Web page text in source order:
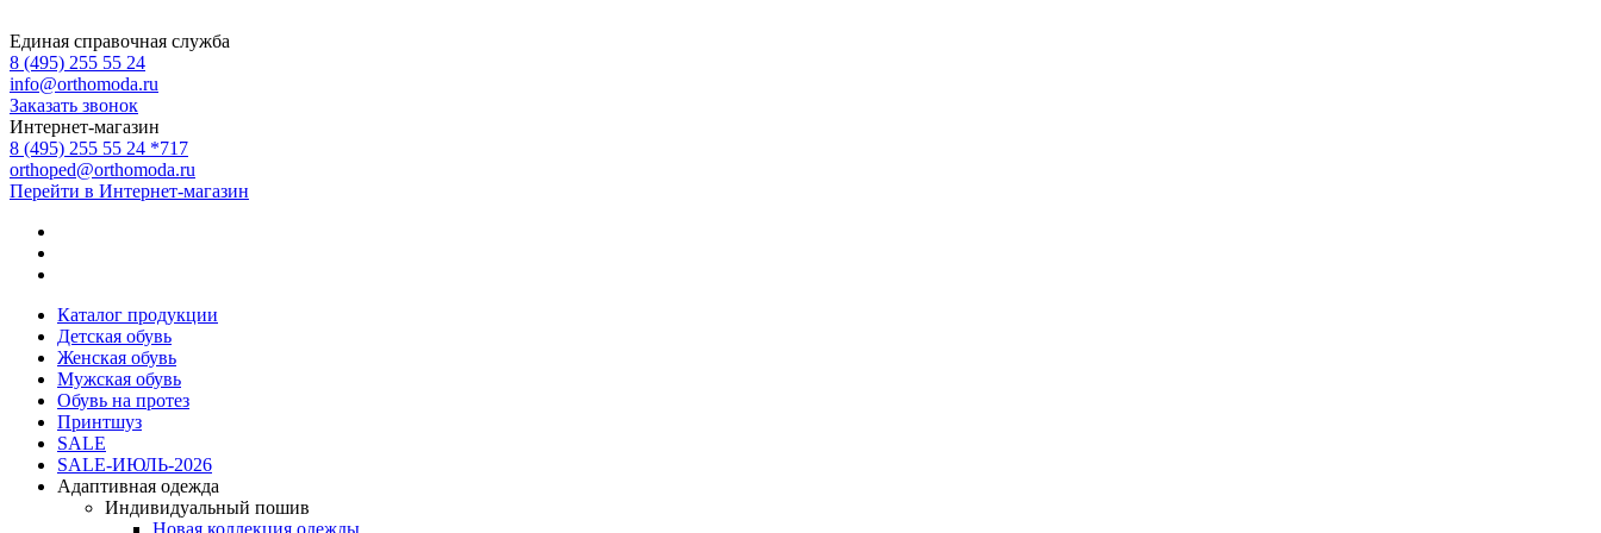
Единая справочная служба
8 (495) 255 55 24
info@orthomoda.ru
Заказать звонок
Интернет-магазин
8 (495) 255 55 24 *717
orthoped@orthomoda.ru
Перейти в Интернет-магазин
Каталог продукции
Детская обувь
Женская обувь
Мужская обувь
Обувь на протез
Принтшуз
SALE
SALE-ИЮЛЬ-2026
Адаптивная одежда
Индивидуальный пошив
Новая коллекция одежды